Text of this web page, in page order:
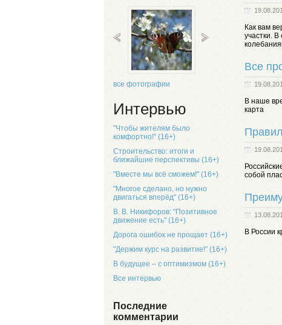
все фотографии
Интервью
"Чтобы жителям было
комфортно!" (16+)
Строительство: итоги и
ближайшие перспективы (16+)
"Вместе мы всё сможем!" (16+)
"Многое сделано, но нужно
двигаться вперёд" (16+)
В. В. Никифоров: "Позитивное
движение есть" (16+)
Дорога ошибок не прощает (16+)
"Держим курс на развитие!" (16+)
В будущее – с оптимизмом (16+)
Все интервью
Последние
комментарии
Как вам
участки.
Все
В наше
карта
собой
В России